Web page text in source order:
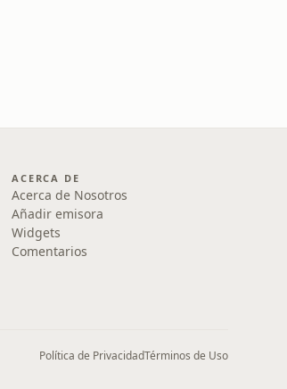
ACERCA DE
Acerca de Nosotros
Añadir emisora
Widgets
Comentarios
Política de PrivacidadTérminos de Uso